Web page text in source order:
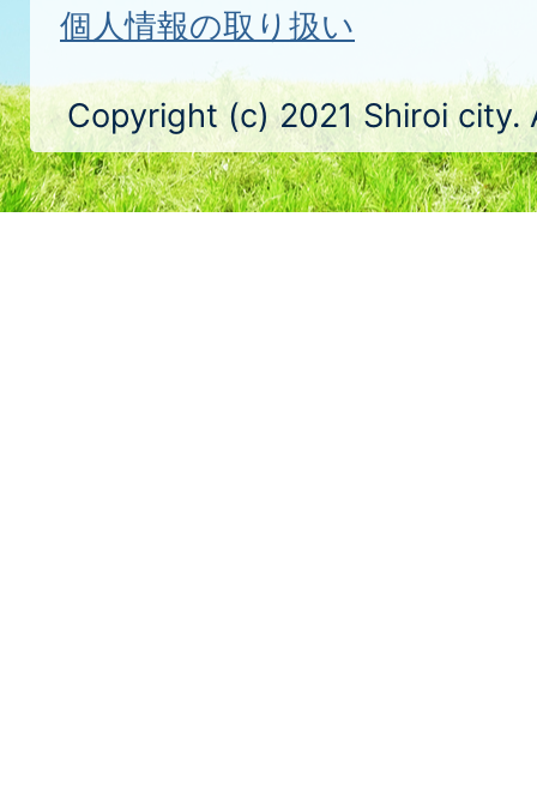
個人情報の取り扱い
Copyright (c) 2021 Shiroi city.